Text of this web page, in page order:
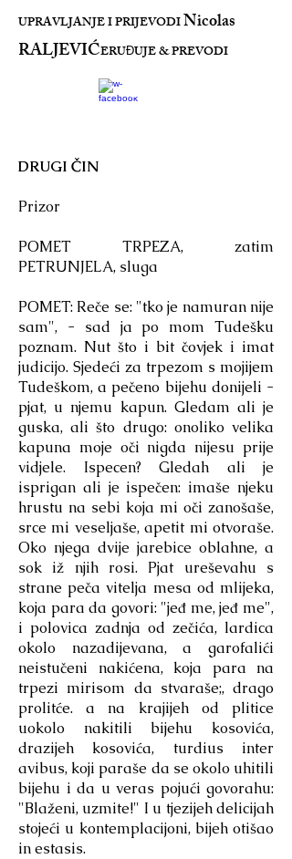
UPRAVLJANJE I PRIJEVODINicolas
RALJEVIĆERUĐUJE & PREVODI
DRUGI ČIN
Prizor
POMET TRPEZA, zatim
PETRUNJELA, sluga
POMET: Reče se: "tko je namuran nije
sam", - sad ja po mom Tudešku
poznam. Nut što i bit čovjek i imat
judicijo. Sjedeći za trpezom s mojijem
Tudeškom, a pečeno bijehu donijeli -
pjat, u njemu kapun. Gledam ali je
guska, ali što drugo: onoliko velika
kapuna moje oči nigda nijesu prije
vidjele. Ispecen? Gledah ali je
isprigan ali je ispečen: imaše njeku
hrustu na sebi koja mi oči zanošaše,
srce mi veseljaše, apetit mi otvoraše.
Oko njega dvije jarebice oblahne, a
sok iž njih rosi. Pjat ureševahu s
strane peča vitelja mesa od mlijeka,
koja para da govori: "jeđ me, jeđ me",
i polovica zadnja od zečića, lardica
okolo nazadijevana, a garofalići
neistučeni nakićena, koja para na
trpezi mirisom da stvaraše;, drago
prolitće. a na krajijeh od plitice
uokolo nakitili bijehu kosovića,
drazijeh kosovića, turdius inter
avibus, koji paraše da se okolo uhitili
bijehu i da u veras pojući govorahu:
"Blaženi, uzmite!" I u tjezijeh delicijah
stojeći u kontemplacijoni, bijeh otišao
in estasis.